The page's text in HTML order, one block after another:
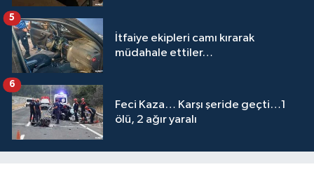
İtfaiye ekipleri camı kırarak
müdahale ettiler…
5
Feci Kaza… Karşı şeride geçti…1
ölü, 2 ağır yaralı
6